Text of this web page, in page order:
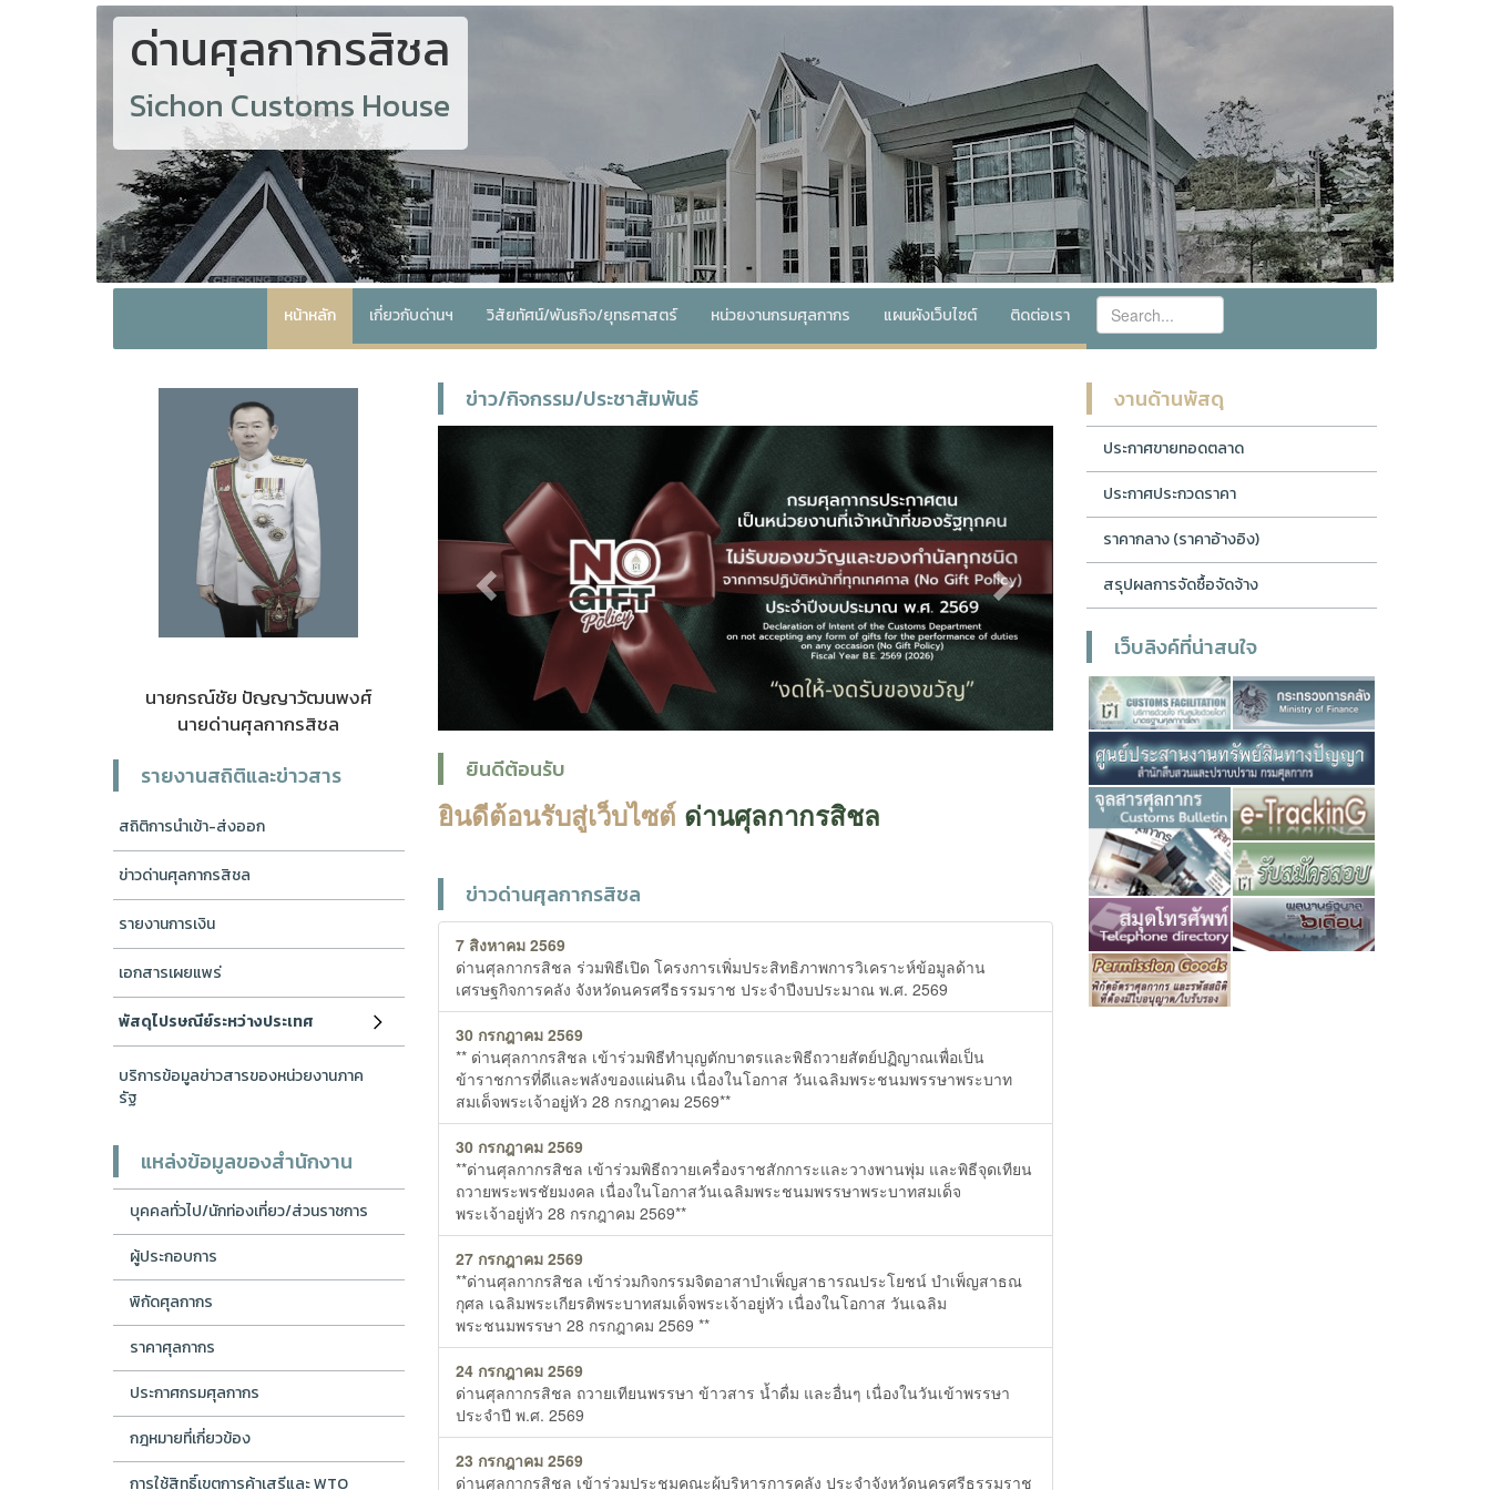
ด่านศุลกากรสิชล
Sichon Customs House
หน้าหลัก เกี่ยวกับด่านฯ วิสัยทัศน์/พันธกิจ/ยุทธศาสตร์ หน่วยงานกรมศุลกากร แผนผังเว็บไซต์ ติดต่อเรา
นายกรณ์ชัย ปัญญาวัฒนพงศ์
นายด่านศุลกากรสิชล
รายงานสถิติและข่าวสาร
สถิติการนำเข้า-ส่งออก
ข่าวด่านศุลกากรสิชล
รายงานการเงิน
เอกสารเผยแพร่
พัสดุไปรษณีย์ระหว่างประเทศ
บริการข้อมูลข่าวสารของหน่วยงานภาค
รัฐ
แหล่งข้อมูลของสำนักงาน
บุคคลทั่วไป/นักท่องเที่ยว/ส่วนราชการ
ผู้ประกอบการ
พิกัดศุลกากร
ราคาศุลกากร
ประกาศกรมศุลกากร
กฎหมายที่เกี่ยวข้อง
การใช้สิทธิ์เขตการค้าเสรีและ WTO
ข่าว/กิจกรรม/ประชาสัมพันธ์
Next
ยินดีต้อนรับ
ยินดีต้อนรับสู่เว็บไซต์ ด่านศุลกากรสิชล
ข่าวด่านศุลกากรสิชล
7 สิงหาคม 2569
ด่านศุลกากรสิชล ร่วมพิธีเปิด โครงการเพิ่มประสิทธิภาพการวิเคราะห์ข้อมูลด้าน
เศรษฐกิจการคลัง จังหวัดนครศรีธรรมราช ประจำปีงบประมาณ พ.ศ. 2569
30 กรกฎาคม 2569
** ด่านศุลกากรสิชล เข้าร่วมพิธีทำบุญตักบาตรและพิธีถวายสัตย์ปฏิญาณเพื่อเป็น
ข้าราชการที่ดีและพลังของแผ่นดิน เนื่องในโอกาส วันเฉลิมพระชนมพรรษาพระบาท
สมเด็จพระเจ้าอยู่หัว 28 กรกฎาคม 2569**
30 กรกฎาคม 2569
**ด่านศุลกากรสิชล เข้าร่วมพิธีถวายเครื่องราชสักการะและวางพานพุ่ม และพิธีจุดเทียน
ถวายพระพรชัยมงคล เนื่องในโอกาสวันเฉลิมพระชนมพรรษาพระบาทสมเด็จ
พระเจ้าอยู่หัว 28 กรกฎาคม 2569**
27 กรกฎาคม 2569
**ด่านศุลกากรสิชล เข้าร่วมกิจกรรมจิตอาสาบำเพ็ญสาธารณประโยชน์ บำเพ็ญสาธณ
กุศล เฉลิมพระเกียรติพระบาทสมเด็จพระเจ้าอยู่หัว เนื่องในโอกาส วันเฉลิม
พระชนมพรรษา 28 กรกฎาคม 2569 **
24 กรกฎาคม 2569
ด่านศุลกากรสิชล ถวายเทียนพรรษา ข้าวสาร น้ำดื่ม และอื่นๆ เนื่องในวันเข้าพรรษา
ประจำปี พ.ศ. 2569
23 กรกฎาคม 2569
ด่านศุลกากรสิชล เข้าร่วมประชุมคณะผู้บริหารการคลัง ประจำจังหวัดนครศรีธรรมราช
งานด้านพัสดุ
ประกาศขายทอดตลาด
ประกาศประกวดราคา
ราคากลาง (ราคาอ้างอิง)
สรุปผลการจัดซื้อจัดจ้าง
เว็บลิงค์ที่น่าสนใจ